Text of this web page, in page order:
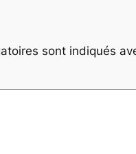
sont indiqués